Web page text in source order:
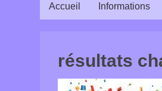
Accueil Informations
résultats